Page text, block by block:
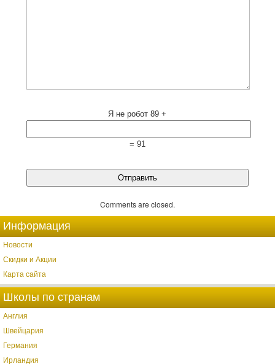
Я не робот89 +
= 91
Comments are closed.
Информация
Новости
Скидки и Акции
Карта сайта
Школы по странам
Англия
Швейцария
Германия
Ирландия